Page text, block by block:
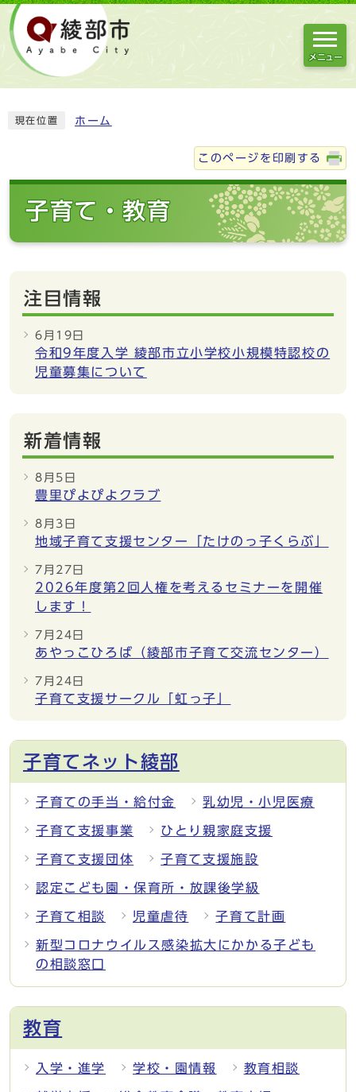
メニュー
現在位置 ホーム
このページを印刷する
子育て・教育
注目情報
6月19日
令和9年度入学 綾部市立小学校小規模特認校の
児童募集について
新着情報
8月5日
豊里ぴよぴよクラブ
8月3日
地域子育て支援センター「たけのっ子くらぶ」
7月27日
2026年度第2回人権を考えるセミナーを開催
します！
7月24日
あやっこひろば（綾部市子育て交流センター）
7月24日
子育て支援サークル「虹っ子」
子育てネット綾部
子育ての手当・給付金 乳幼児・小児医療
子育て支援事業 ひとり親家庭支援
子育て支援団体 子育て支援施設
認定こども園・保育所・放課後学級
子育て相談 児童虐待 子育て計画
新型コロナウイルス感染拡大にかかる子ども
の相談窓口
教育
入学・進学 学校・園情報 教育相談